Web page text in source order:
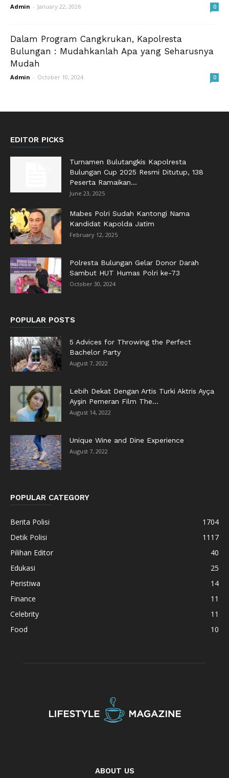
Admin - January 22, 2026 0
Dalam Program Cangkrukan, Kapolresta
Bulungan : Mudahkanlah Apa yang Seharusnya
Mudah
Admin - October 10, 2024 0
EDITOR PICKS
Turnamen Bulutangkis Kapolresta
Bulungan Cup 2025 Resmi Ditutup, 138
Peserta Ramaikan...
June 23, 2025
Mabes Polri Sudah Kantongi Nama
Kandidat Kapolda Jatim
February 12, 2025
Polresta Bulungan Gelar Donor Darah
Sambut HUT Humas Polri ke-73
October 30, 2024
POPULAR POSTS
5 Advices for Throwing the Perfect
Bachelor Party
August 7, 2022
Lebih Dekat Dengan Artis Turki Aktris Ayça
Ayşin Pemeran Film The...
August 14, 2022
Unique Wine and Dine Experience
August 7, 2022
POPULAR CATEGORY
Berita Polisi
1704
Detik Polisi
1117
Pilihan Editor
40
Edukasi
25
Peristiwa
14
Finance
11
Celebrity
11
Food
10
ABOUT US